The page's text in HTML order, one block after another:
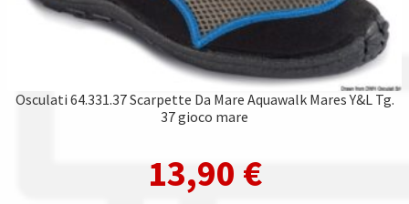
Osculati 64.331.37 Scarpette Da Mare Aquawalk Mares Y&L Tg.
37 gioco mare
13,90 €